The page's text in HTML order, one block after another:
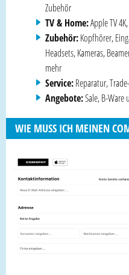
Zubehör
TV & Home:Apple TV
Zubehör:Kopfhörer,
Headsets, Kameras,
mehr
Service:Reparatur,
Angebote:Sale, B-Ware
WIE MUSS ICH MEINEN